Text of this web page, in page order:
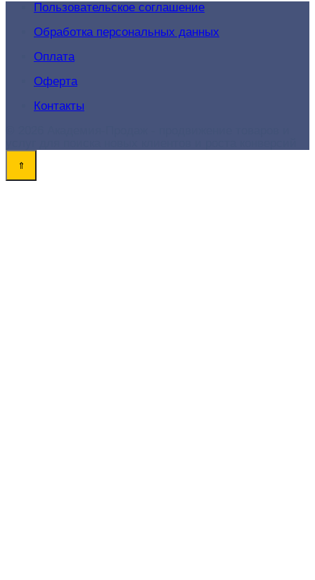
Пользовательское соглашение
Обработка персональных данных
Оплата
Оферта
Контакты